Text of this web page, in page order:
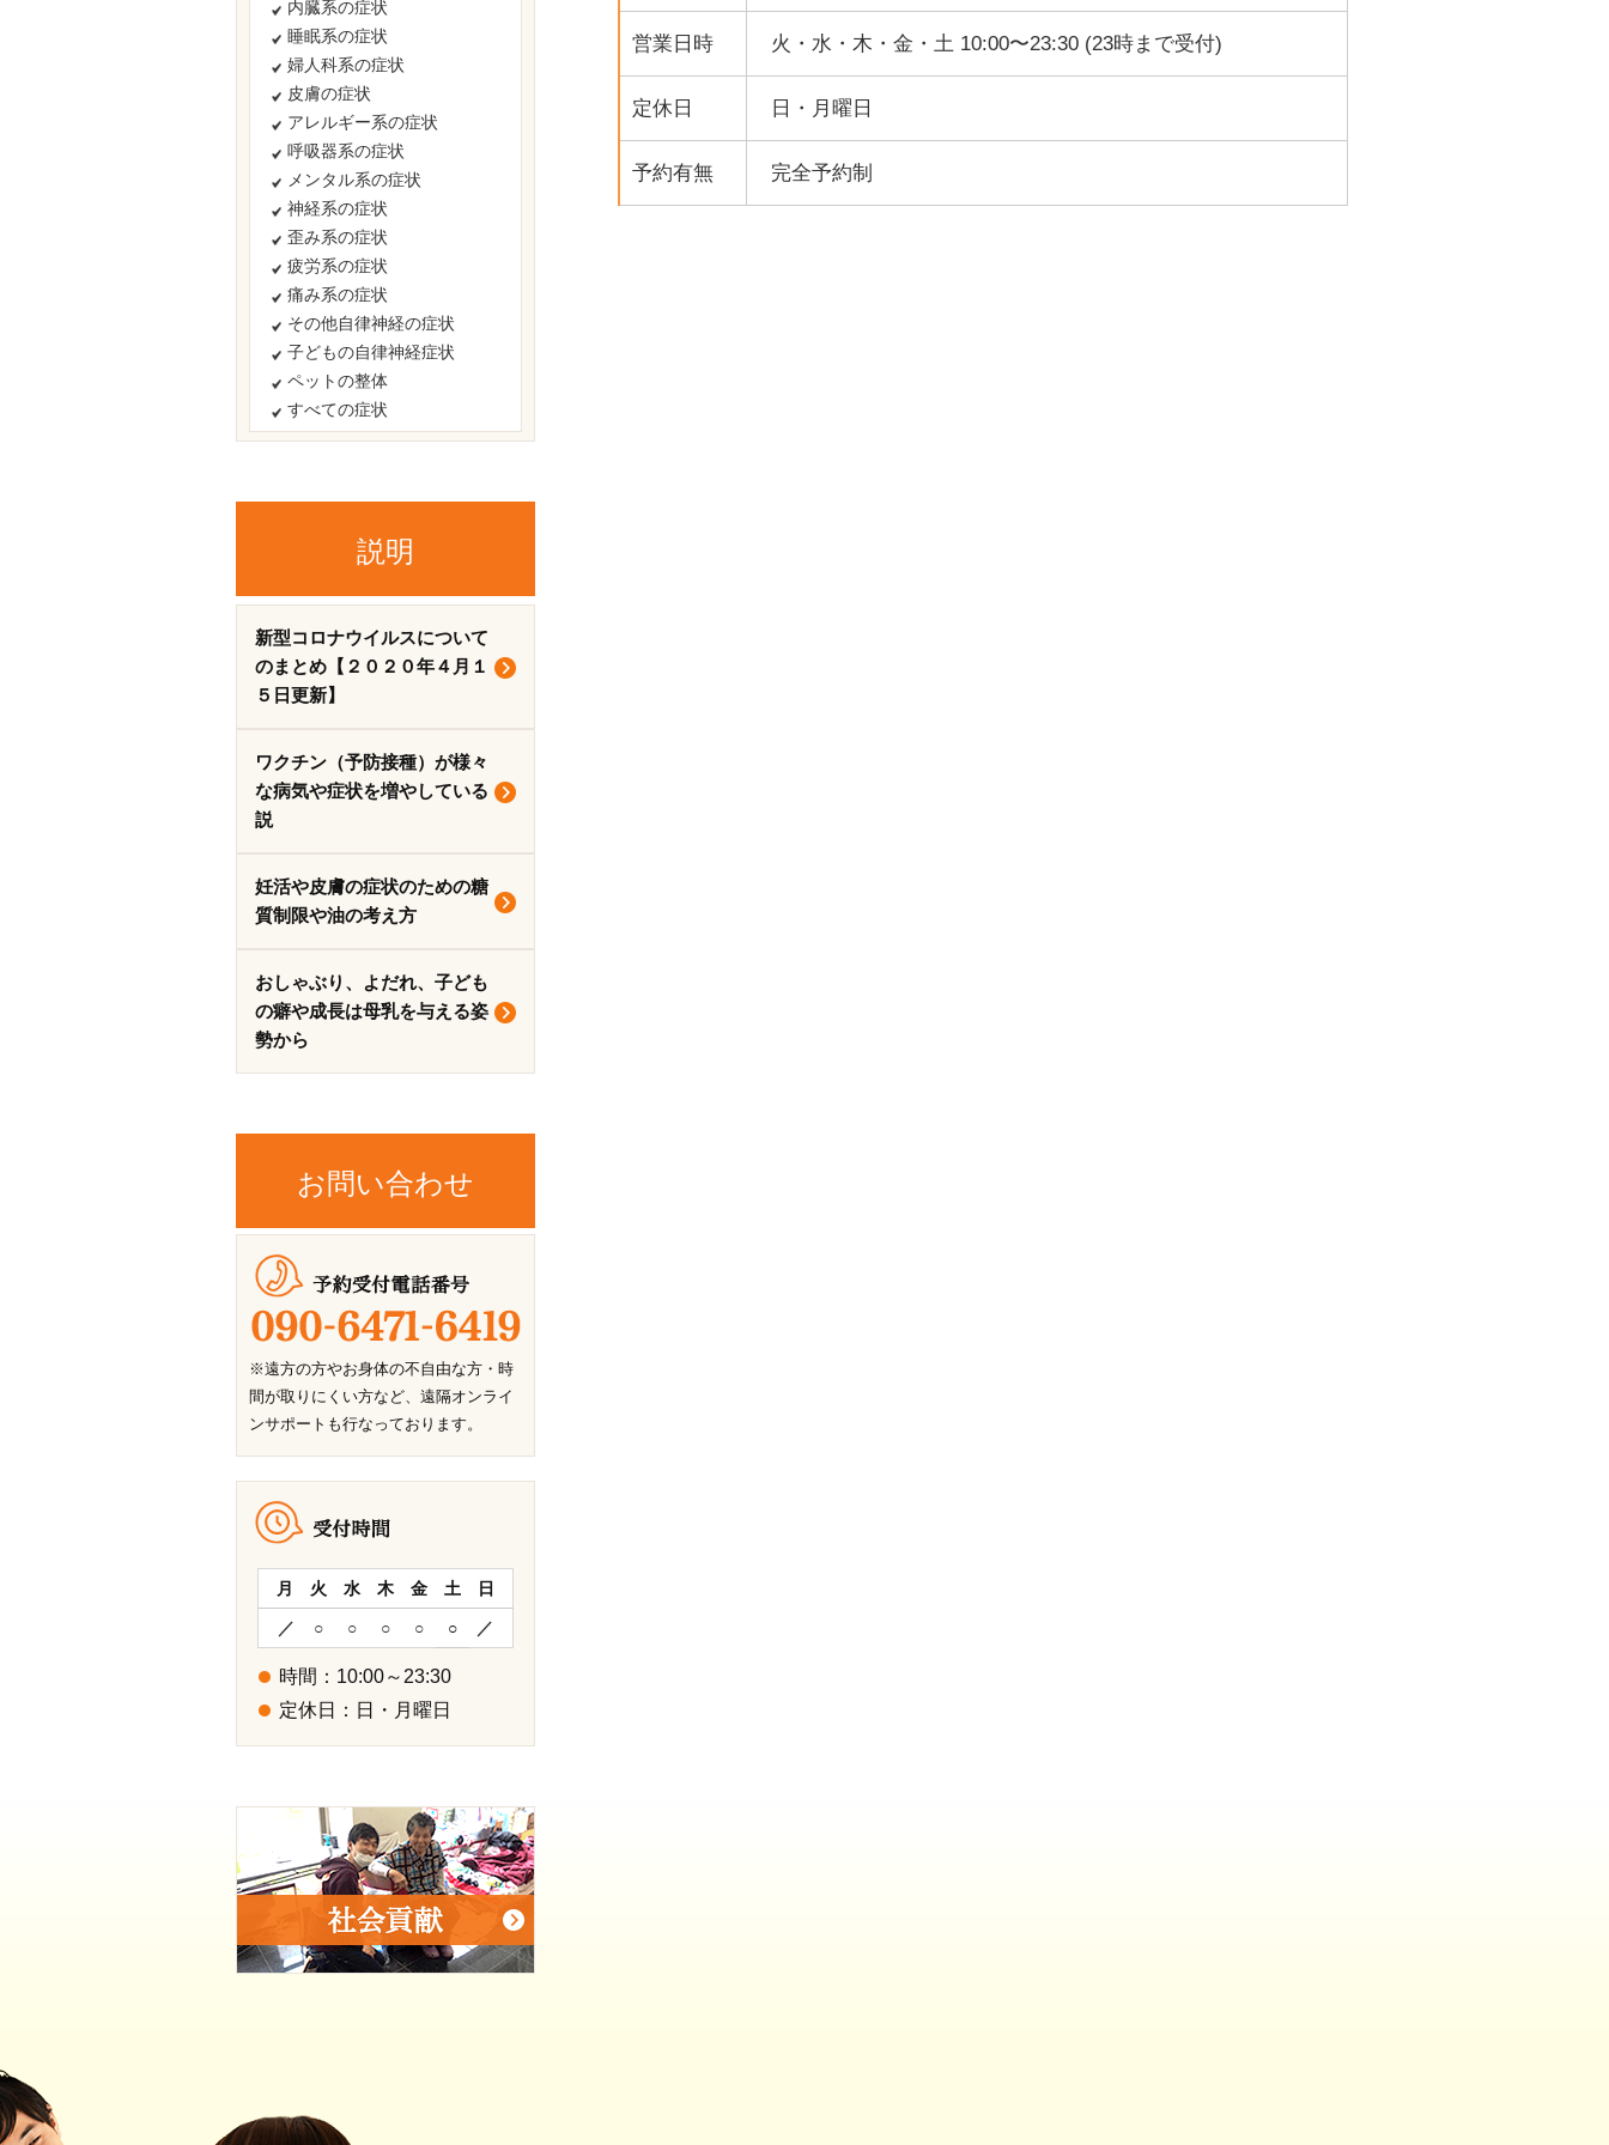
営業日時 火・水・木・金・土 10:00〜23:30 (23時まで受付)
定休日 日・月曜日
予約有無 完全予約制
内臓系の症状
睡眠系の症状
婦人科系の症状
皮膚の症状
アレルギー系の症状
呼吸器系の症状
メンタル系の症状
神経系の症状
歪み系の症状
疲労系の症状
痛み系の症状
その他自律神経の症状
子どもの自律神経症状
ペットの整体
すべての症状
説明
新型コロナウイルスについて
のまとめ【２０２０年４月１
５日更新】
ワクチン（予防接種）が様々
な病気や症状を増やしている
説
妊活や皮膚の症状のための糖
質制限や油の考え方
おしゃぶり、よだれ、子ども
の癖や成長は母乳を与える姿
勢から
お問い合わせ
※遠方の方やお身体の不自由な方・時
間が取りにくい方など、遠隔オンライ
ンサポートも行なっております。
月 火 水 木 金 土 日
／ ○ ○ ○ ○ ○ ／
時間：10:00～23:30
定休日：日・月曜日